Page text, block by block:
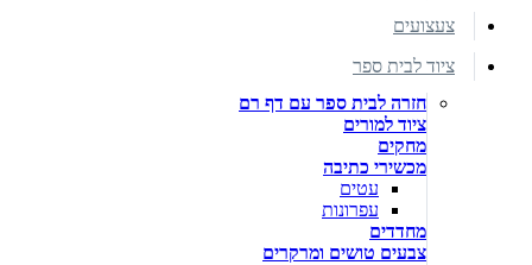
צעצועים
ציוד לבית ספר
חזרה לבית ספר עם דף רם
ציוד למורים
מחקים
מכשירי כתיבה
עטים
עפרונות
מחדדים
צבעים טושים ומרקרים